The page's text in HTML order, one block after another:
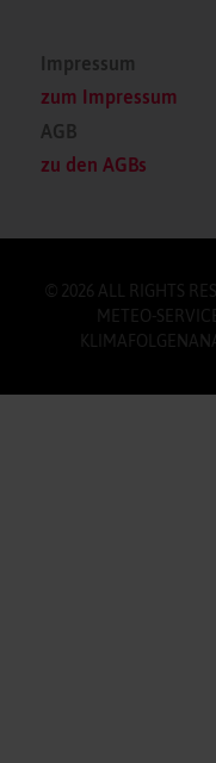
Impressum
zum Impressum
AGB
zu den AGBs
© 2026 ALL RIGHTS
METEO-